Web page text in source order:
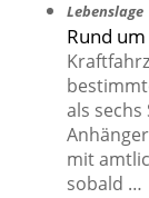
Lebenslage
Rund
als
mit
sobald …